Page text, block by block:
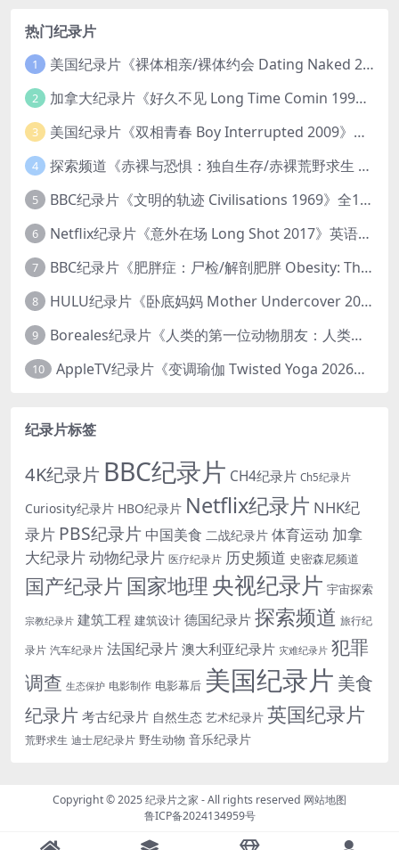
热门纪录片
1 美国纪录片《裸体相亲/裸体约会 Dating Naked 2014-2016》第1-3季全33集 英语中英双字 无水印纯净版 1080P/MKV/85.6G 裸体相亲真人秀
2 加拿大纪录片《好久不见 Long Time Comin 1993》英语中英双字 官方纯净版 1080P/MKV/1G 女同性艺术家
3 美国纪录片《双相青春 Boy Interrupted 2009》英语中英双字 官方纯净版 1080P/MKV/1.43G 青少年躁郁症
4 探索频道《赤裸与恐惧：独自生存/赤裸荒野求生 Naked and Afraid: Solo 2023》第一季全8集 英语中英双字 官方纯净版 高码1080P/MKV/45.4G
5 BBC纪录片《文明的轨迹 Civilisations 1969》全13集 英语中英双字 高清收藏版 1080P/MKV/64.1G 西方艺术史话
6 Netflix纪录片《意外在场 Long Shot 2017》英语中字 720P/NKV/1.06GB 美国谋杀误判案件
7 BBC纪录片《肥胖症：尸检/解剖肥胖 Obesity: The Post Mortem 2016》英语中英双字 无水印纯净版 1080P/MKV/1.03G
8 HULU纪录片《卧底妈妈 Mother Undercover 2023》全4集 英语中英双字 官方纯净版 1080P/MKV/7.6G 拯救孩子
9 Boreales纪录片《人类的第一位动物朋友：人类和狗的神奇故事 Man’s First Friend 2018》英语中英双字 1080P/MP4/1.8G 狗的神奇故事
10 AppleTV纪录片《变调瑜伽 Twisted Yoga 2026》全3集 英语中英双字 无水印纯净版 1080P/MKV/10G 瑜伽大师背后的真相
纪录片标签
4K纪录片 BBC纪录片 CH4纪录片 Ch5纪录片
Curiosity纪录片 HBO纪录片 Netflix纪录片 NHK纪
录片 PBS纪录片 中国美食 二战纪录片 体育运动 加拿
大纪录片动物纪录片 医疗纪录片 历史频道 史密森尼频道
国产纪录片 国家地理 央视纪录片 宇宙探索
宗教纪录片 建筑工程 建筑设计 德国纪录片 探索频道 旅行纪
录片 汽车纪录片 法国纪录片 澳大利亚纪录片 灾难纪录片 犯罪
调查 生态保护 电影制作 电影幕后 美国纪录片 美食
纪录片考古纪录片 自然生态 艺术纪录片 英国纪录片
荒野求生 迪士尼纪录片 野生动物 音乐纪录片
Copyright © 2025纪录片之家 - All rights reserved 网站地图
鲁ICP备2024134959号